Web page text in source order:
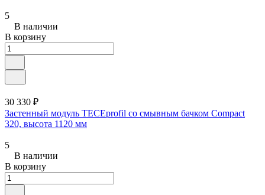
5
В наличии
В корзину
30 330 ₽
Застенный модуль TECEprofil со смывным бачком Compact
320, высота 1120 мм
5
В наличии
В корзину